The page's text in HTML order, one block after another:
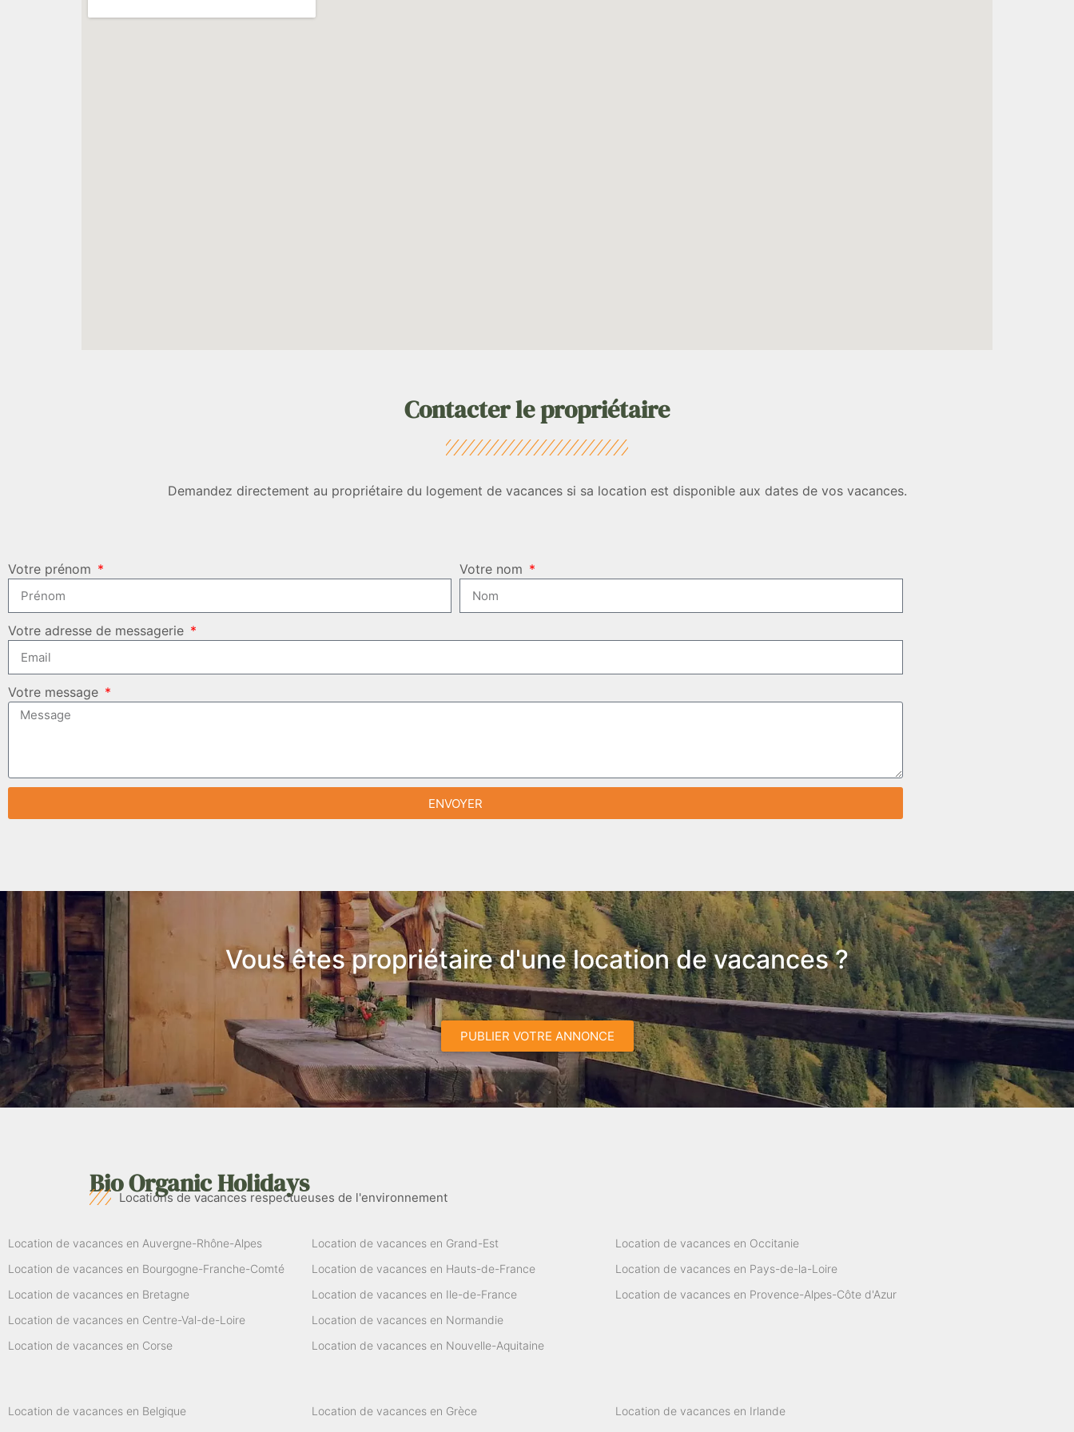
Contacter le propriétaire
Demandez directement au propriétaire du logement de vacances si sa location est disponible aux dates de vos vacances.
Votre prénom Votre nom
Votre adresse de messagerie
Votre message
ENVOYER
Vous êtes propriétaire d'une location de vacances ?
PUBLIER VOTRE ANNONCE
Bio Organic Holidays
Locations de vacances respectueuses de l'environnement
Location de vacances en Auvergne-Rhône-Alpes
Location de vacances en Bourgogne-Franche-Comté
Location de vacances en Bretagne
Location de vacances en Centre-Val-de-Loire
Location de vacances en Corse
Location de vacances en Grand-Est
Location de vacances en Hauts-de-France
Location de vacances en Ile-de-France
Location de vacances en Normandie
Location de vacances en Nouvelle-Aquitaine
Location de vacances en Occitanie
Location de vacances en Pays-de-la-Loire
Location de vacances en Provence-Alpes-Côte d'Azur
Location de vacances en Belgique
Location de vacances en Grèce
Location de vacances en Irlande